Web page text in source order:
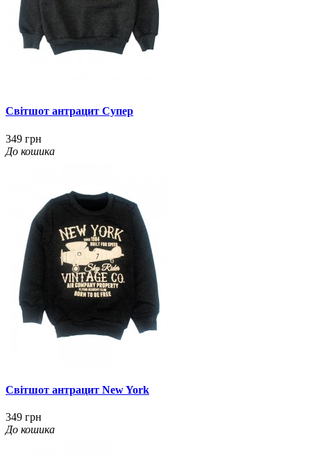
Світшот антрацит Супер
349 грн
До кошика
Світшот антрацит New York
349 грн
До кошика